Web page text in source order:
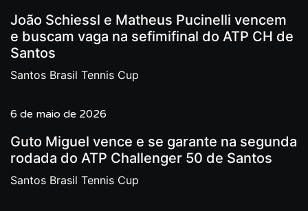
João Schiessl e Matheus Pucinelli vencem
e buscam vaga na sefimifinal do ATP CH de
Santos
Santos Brasil Tennis Cup
6 de maio de 2026
Guto Miguel vence e se garante na segunda
rodada do ATP Challenger 50 de Santos
Santos Brasil Tennis Cup